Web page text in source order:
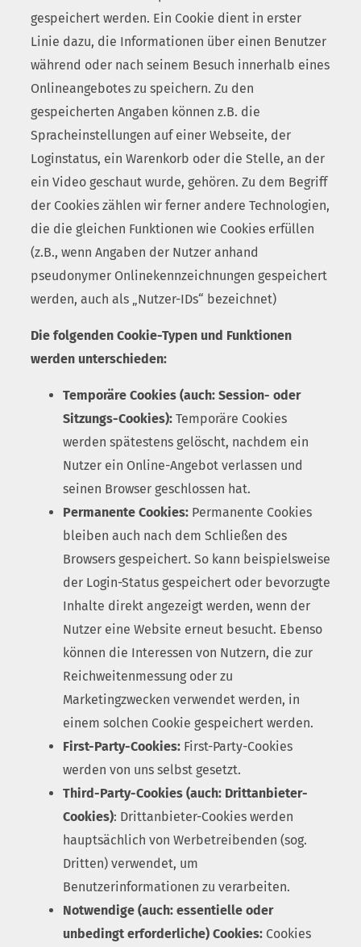
gespeichert werden. Ein Cookie dient in erster
Linie dazu, die Informationen über einen Benutzer
während oder nach seinem Besuch innerhalb eines
Onlineangebotes zu speichern. Zu den
gespeicherten Angaben können z.B. die
Spracheinstellungen auf einer Webseite, der
Loginstatus, ein Warenkorb oder die Stelle, an der
ein Video geschaut wurde, gehören. Zu dem Begriff
der Cookies zählen wir ferner andere Technologien,
die die gleichen Funktionen wie Cookies erfüllen
(z.B., wenn Angaben der Nutzer anhand
pseudonymer Onlinekennzeichnungen gespeichert
werden, auch als „Nutzer-IDs“ bezeichnet)
Die folgenden Cookie-Typen und Funktionen
werden unterschieden:
Temporäre Cookies (auch: Session- oder
Sitzungs-Cookies): Temporäre Cookies
werden spätestens gelöscht, nachdem ein
Nutzer ein Online-Angebot verlassen und
seinen Browser geschlossen hat.
Permanente Cookies: Permanente Cookies
bleiben auch nach dem Schließen des
Browsers gespeichert. So kann beispielsweise
der Login-Status gespeichert oder bevorzugte
Inhalte direkt angezeigt werden, wenn der
Nutzer eine Website erneut besucht. Ebenso
können die Interessen von Nutzern, die zur
Reichweitenmessung oder zu
Marketingzwecken verwendet werden, in
einem solchen Cookie gespeichert werden.
First-Party-Cookies: First-Party-Cookies
werden von uns selbst gesetzt.
Third-Party-Cookies (auch: Drittanbieter-
Cookies): Drittanbieter-Cookies werden
hauptsächlich von Werbetreibenden (sog.
Dritten) verwendet, um
Benutzerinformationen zu verarbeiten.
Notwendige (auch: essentielle oder
unbedingt erforderliche) Cookies: Cookies